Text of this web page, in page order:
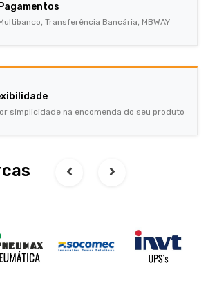
Pagamentos
Transferência Bancária, MBWAY
simplicidade na encomenda do seu produto